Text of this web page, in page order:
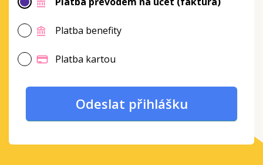
Platba benefity
Platba kartou
Odeslat přihlášku